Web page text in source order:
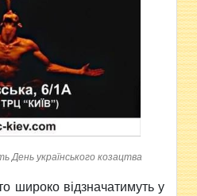
День українського козацтва
широко відзначатимуть у